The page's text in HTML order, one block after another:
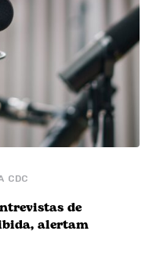
CDC
de
alertam